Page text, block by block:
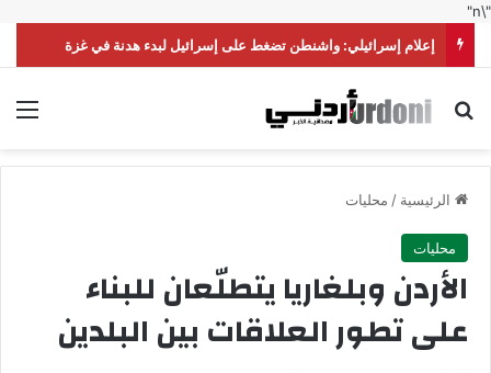
"\n"
إعلام إسرائيلي: واشنطن تضغط على إسرائيل لبدء هدنة في غزة
بحث عن
الرئيسية / محليات
محليات
الأردن وبلغاريا يتطلّعان للبناء
على تطور العلاقات بين البلدين